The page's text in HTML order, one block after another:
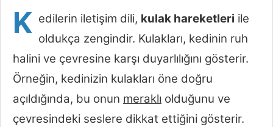
K edilerin iletişim dili, kulak hareketleri ile
oldukça zengindir. Kulakları, kedinin ruh
halini ve çevresine karşı duyarlılığını gösterir.
Örneğin, kedinizin kulakları öne doğru
açıldığında, bu onun meraklı olduğunu ve
çevresindeki seslere dikkat ettiğini gösterir.